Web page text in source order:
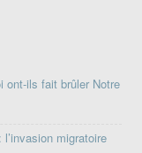
ont-ils fait brûler Notre
migratoire